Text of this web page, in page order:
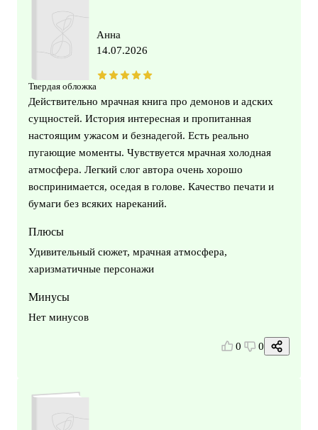
Твердая обложка
Анна
14.07.2026
Действительно мрачная книга про демонов и адских
сущностей. История интересная и пропитанная
настоящим ужасом и безнадегой. Есть реально
пугающие моменты. Чувствуется мрачная холодная
атмосфера. Легкий слог автора очень хорошо
воспринимается, оседая в голове. Качество печати и
бумаги без всяких нареканий.
Плюсы
Удивительный сюжет, мрачная атмосфера,
харизматичные персонажи
Минусы
Нет минусов
0 0